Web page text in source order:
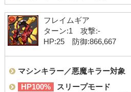
フレイムギア
ターン:1 攻撃:-
HP:25 防御:866,667
マシンキラー／悪魔キラー対象
HP100%
スリープモード